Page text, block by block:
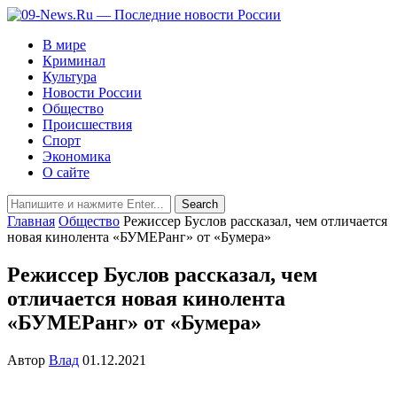
В мире
Криминал
Культура
Новости России
Общество
Происшествия
Спорт
Экономика
О сайте
Главная Общество Режиссер Буслов рассказал, чем отличается
новая кинолента «БУМЕРанг» от «Бумера»
Режиссер Буслов рассказал, чем
отличается новая кинолента
«БУМЕРанг» от «Бумера»
Автор Влад 01.12.2021